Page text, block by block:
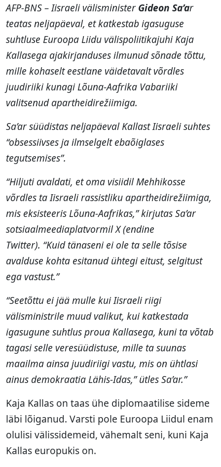
AFP-BNS – Iisraeli välisministerGideon Sa’ar
teatas neljapäeval, et katkestab igasuguse
suhtluse Euroopa Liidu välispoliitikajuhi Kaja
Kallasega ajakirjanduses ilmunud sõnade tõttu,
mille kohaselt eestlane väidetavalt võrdles
juudiriiki kunagi Lõuna-Aafrika Vabariiki
valitsenud apartheidirežiimiga.
Sa’ar süüdistas neljapäeval Kallast Iisraeli suhtes
“obsessiivses ja ilmselgelt ebaõiglases
tegutsemises”.
“Hiljuti avaldati, et oma visiidil Mehhikosse
võrdles ta Iisraeli rassistliku apartheidirežiimiga,
mis eksisteeris Lõuna-Aafrikas,” kirjutas Sa’ar
sotsiaalmeediaplatvormil X (endine
Twitter). “Kuid tänaseni ei ole ta selle tõsise
avalduse kohta esitanud ühtegi eitust, selgitust
ega vastust.”
“Seetõttu ei jää mulle kui Iisraeli riigi
välisministrile muud valikut, kui katkestada
igasugune suhtlus proua Kallasega, kuni ta võtab
tagasi selle veresüüdistuse, mille ta suunas
maailma ainsa juudiriigi vastu, mis on ühtlasi
ainus demokraatia Lähis-Idas,” ütles Sa’ar.”
Kaja Kallas on taas ühe diplomaatilise sideme
läbi lõiganud. Varsti pole Euroopa Liidul enam
olulisi välissidemeid, vähemalt seni, kuni Kaja
Kallas europukis on.